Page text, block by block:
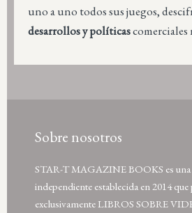
uno a uno todos sus juegos,
desarrollos y políticascomerciales
Sobre nosotros
STAR-T MAGAZINE BOOKS es una
independiente establecida en 2014 que
exclusivamente LIBROS SOBRE